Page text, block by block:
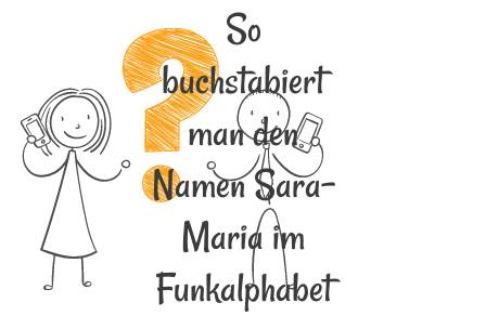
So
buchstabiert
man den
Namen Sara-
Maria im
Funkalphabet